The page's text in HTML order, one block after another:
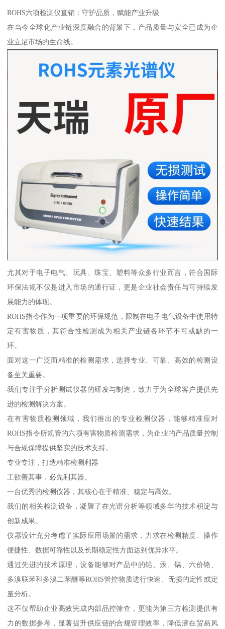
ROHS六项检测仪直销：守护品质，赋能产业升级
在当今全球化产业链深度融合的背景下，产品质量与安全已成为企
业立足市场的生命线。
尤其对于电子电气、玩具、珠宝、塑料等众多行业而言，符合国际
环保法规不仅是进入市场的通行证，更是企业社会责任与可持续发
展能力的体现。
ROHS指令作为一项重要的环保规范，限制在电子电气设备中使用特
定有害物质，其符合性检测成为相关产业链各环节不可或缺的一
环。
面对这一广泛而精准的检测需求，选择专业、可靠、高效的检测设
备至关重要。
我们专注于分析测试仪器的研发与制造，致力于为全球客户提供先
进的检测解决方案。
在有害物质检测领域，我们推出的专业检测仪器，能够精准应对
ROHS指令所规管的六项有害物质检测需求，为企业的产品质量控制
与合规保障提供坚实的技术支持。
专业专注，打造精准检测利器
工欲善其事，必先利其器。
一台优秀的检测仪器，其核心在于精准、稳定与高效。
我们的相关检测设备，凝聚了在光谱分析等领域多年的技术积淀与
创新成果。
仪器设计充分考虑了实际应用场景的需求，力求在检测精度、操作
便捷性、数据可靠性以及长期稳定性方面达到优异水平。
通过先进的技术原理，设备能够对产品中的铅、汞、镉、六价铬、
多溴联苯和多溴二苯醚等ROHS管控物质进行快速、无损的定性或定
量分析。
这不仅帮助企业高效完成内部品控筛查，更能为第三方检测提供有
力的数据参考，显著提升供应链的合规管理效率，降低潜在贸易风